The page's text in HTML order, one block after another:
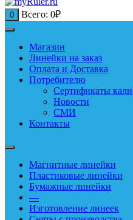
0 Всего: 0₽
Магазин
Линейки на заказ
Оплата и Доставка
Потребителю
Сертификаты
Новости
СМИ
Контакты
Магнитные линейки
Пластиковые линейки
Бумажные линейки
—
Изготовление линеек